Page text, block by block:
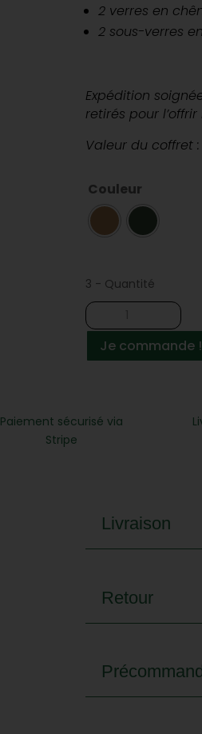
2 verres en
2 sous-verres
Expédition
retirés pour
Valeur du coffret :
Couleur
3 - Quantité
quantité
de
Coffret
cadeau
Aber
Falls
Je commande !
Paiement sécurisé via
Stripe
Livraison
Retour